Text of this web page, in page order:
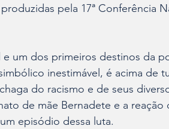
pela 17ª Conferência
um dos primeiros destinos da
inestimável, é acima de
do racismo e de seus
de mãe Bernadete e a reação
episódio dessa luta.